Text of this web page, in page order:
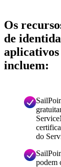
Os
de
aplicativos
incluem:
do
podem